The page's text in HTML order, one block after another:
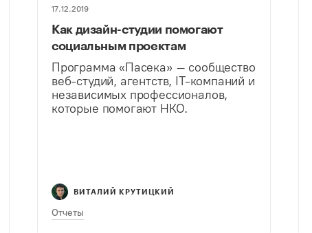
17.12.2019
Как дизайн-студии помогают
социальным проектам
Программа «Пасека» – сообщество
веб-студий, агентств, IT-компаний и
независимых профессионалов,
которые помогают НКО.
ВИТАЛИЙ КРУТИЦКИЙ
Отчеты